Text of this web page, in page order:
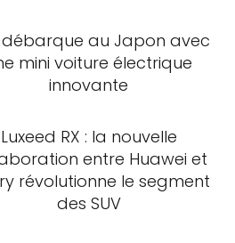
débarque au Japon avec
mini voiture électrique
innovante
Luxeed RX : la nouvelle
entre Huawei et
révolutionne le segment
des SUV